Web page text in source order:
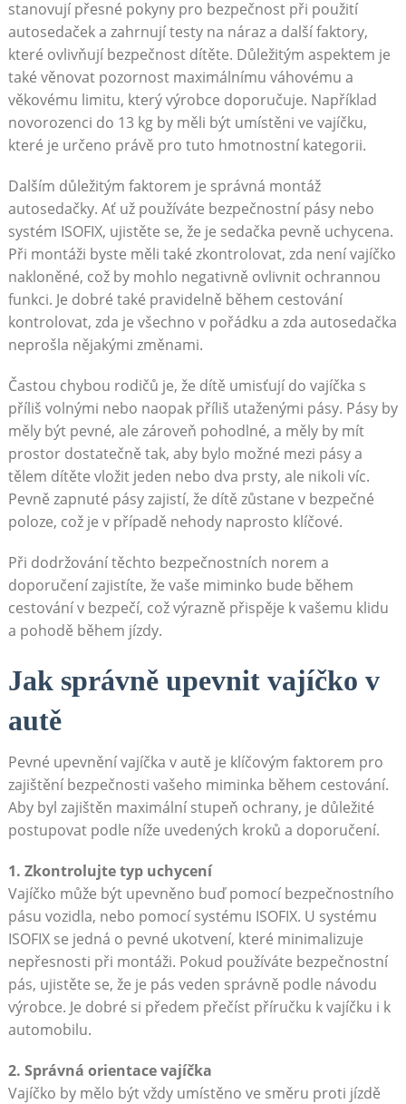
stanovují přesné pokyny pro bezpečnost při použití
autosedaček a zahrnují testy na náraz a další faktory,
které ovlivňují bezpečnost dítěte. Důležitým aspektem je
také věnovat pozornost maximálnímu váhovému a
věkovému limitu, který výrobce doporučuje. Například
novorozenci do 13 kg by měli být umístěni ve vajíčku,
které je určeno právě pro tuto hmotnostní kategorii.
Dalším důležitým faktorem je správná montáž
autosedačky. Ať už používáte bezpečnostní pásy nebo
systém ISOFIX, ujistěte se, že je sedačka pevně uchycena.
Při montáži byste měli také zkontrolovat, zda není vajíčko
nakloněné, což by mohlo negativně ovlivnit ochrannou
funkci. Je dobré také pravidelně během cestování
kontrolovat, zda je všechno v pořádku a zda autosedačka
neprošla nějakými změnami.
Častou chybou rodičů je, že dítě umisťují do vajíčka s
příliš volnými nebo naopak příliš utaženými pásy. Pásy by
měly být pevné, ale zároveň pohodlné, a měly by mít
prostor dostatečně tak, aby bylo možné mezi pásy a
tělem dítěte vložit jeden nebo dva prsty, ale nikoli víc.
Pevně zapnuté pásy zajistí, že dítě zůstane v bezpečné
poloze, což je v případě nehody naprosto klíčové.
Při dodržování těchto bezpečnostních norem a
doporučení zajistíte, že vaše miminko bude během
cestování v bezpečí, což výrazně přispěje k vašemu klidu
a pohodě během jízdy.
Jak správně upevnit vajíčko v
autě
Pevné upevnění vajíčka v autě je klíčovým faktorem pro
zajištění bezpečnosti vašeho miminka během cestování.
Aby byl zajištěn maximální stupeň ochrany, je důležité
postupovat podle níže uvedených kroků a doporučení.
1. Zkontrolujte typ uchycení
Vajíčko může být upevněno buď pomocí bezpečnostního
pásu vozidla, nebo pomocí systému ISOFIX. U systému
ISOFIX se jedná o pevné ukotvení, které minimalizuje
nepřesnosti při montáži. Pokud používáte bezpečnostní
pás, ujistěte se, že je pás veden správně podle návodu
výrobce. Je dobré si předem přečíst příručku k vajíčku i k
automobilu.
2. Správná orientace vajíčka
Vajíčko by mělo být vždy umístěno ve směru proti jízdě